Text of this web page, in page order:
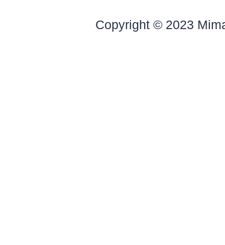
Copyright © 2023